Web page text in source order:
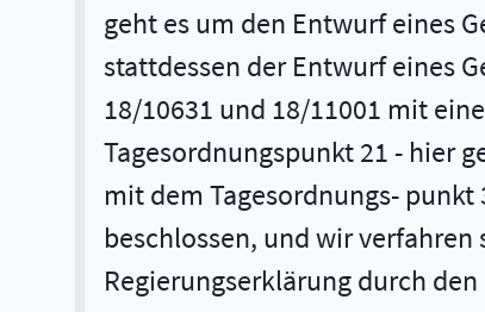
geht es um den Entwurf eines
stattdessen der Entwurf eines
18/10631 und 18/11001 mit
Tagesordnungspunkt 21 - hier
mit dem Tagesordnungs-
beschlossen, und wir verfahren
Regierungserklärung durch